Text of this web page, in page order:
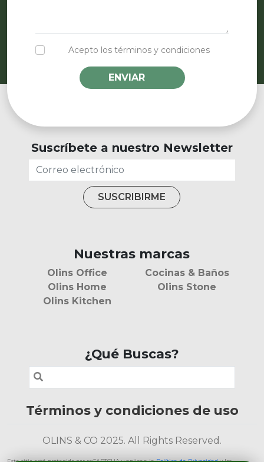
Acepto los términos y condiciones
ENVIAR
Suscríbete a nuestro Newsletter
Nuestras marcas
Olins Office
Olins Home
Olins Kitchen
Cocinas & Baños
Olins Stone
¿Qué Buscas?
Términos y condiciones de uso
OLINS & CO 2025. All Rights Reserved.